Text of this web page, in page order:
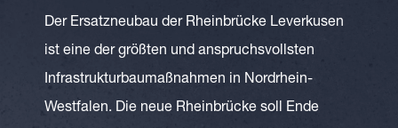
Der Ersatzneubau der Rheinbrücke Leverkusen
ist eine der größten und anspruchsvollsten
Infrastrukturbaumaßnahmen in Nordrhein-
Westfalen. Die neue Rheinbrücke soll Ende